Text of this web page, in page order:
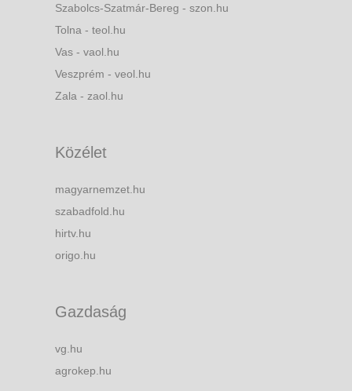
Szabolcs-Szatmár-Bereg - szon.hu
Tolna - teol.hu
Vas - vaol.hu
Veszprém - veol.hu
Zala - zaol.hu
Közélet
magyarnemzet.hu
szabadfold.hu
hirtv.hu
origo.hu
Gazdaság
vg.hu
agrokep.hu